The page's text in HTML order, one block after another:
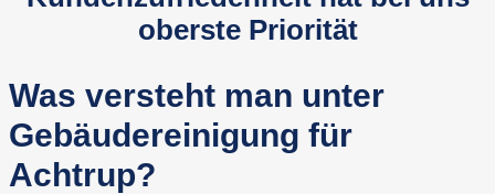
oberste Priorität
Was versteht man unter
Gebäudereinigung für
Achtrup?